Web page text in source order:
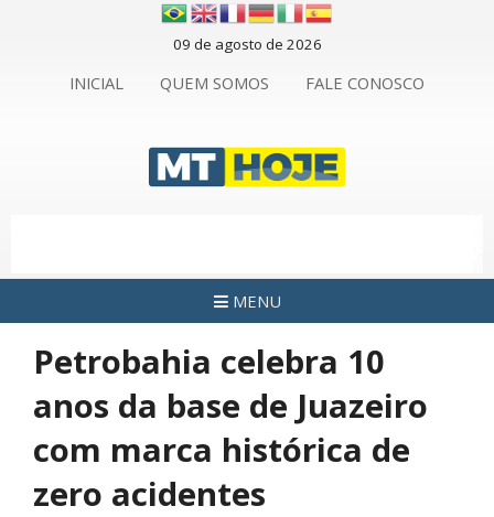
09 de agosto de 2026
INICIAL QUEM SOMOS FALE CONOSCO
MENU
Petrobahia celebra 10
anos da base de Juazeiro
com marca histórica de
zero acidentes